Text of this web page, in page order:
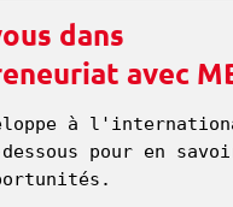
dans
avec
à
pour en